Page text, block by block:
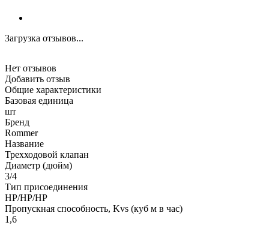
Загрузка отзывов...
Нет отзывов
Добавить отзыв
Общие характеристики
Базовая единица
шт
Бренд
Rommer
Название
Трехходовой клапан
Диаметр (дюйм)
3/4
Тип присоединения
НР/НР/НР
Пропускная способность, Kvs (куб м в час)
1,6